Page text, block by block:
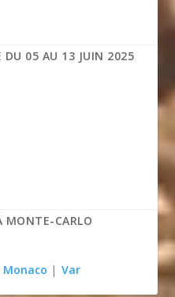
DU 05 AU 13 JUIN 2025
MONTE-CARLO
Monaco | Var